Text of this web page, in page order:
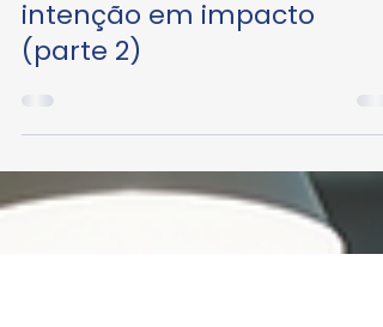
22 de jan.
5 min de leitura
Governança da Inovação
Governança da Inovação: o
motor que transforma
intenção em impacto
(parte 2)